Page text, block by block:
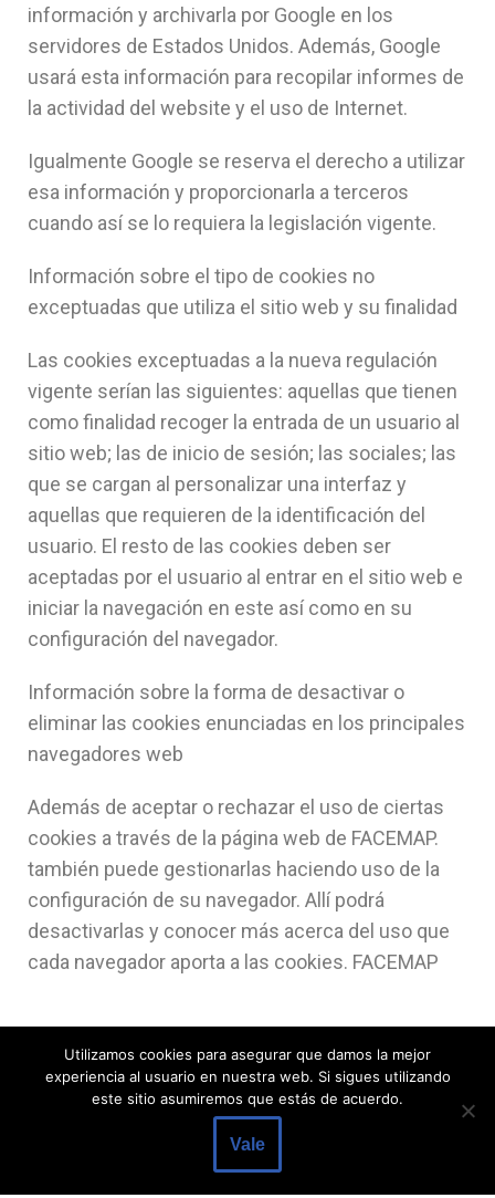
información y archivarla por Google en los
servidores de Estados Unidos. Además, Google
usará esta información para recopilar informes de
la actividad del website y el uso de Internet.
Igualmente Google se reserva el derecho a utilizar
esa información y proporcionarla a terceros
cuando así se lo requiera la legislación vigente.
Información sobre el tipo de cookies no
exceptuadas que utiliza el sitio web y su finalidad
Las cookies exceptuadas a la nueva regulación
vigente serían las siguientes: aquellas que tienen
como finalidad recoger la entrada de un usuario al
sitio web; las de inicio de sesión; las sociales; las
que se cargan al personalizar una interfaz y
aquellas que requieren de la identificación del
usuario. El resto de las cookies deben ser
aceptadas por el usuario al entrar en el sitio web e
iniciar la navegación en este así como en su
configuración del navegador.
Información sobre la forma de desactivar o
eliminar las cookies enunciadas en los principales
navegadores web
Además de aceptar o rechazar el uso de ciertas
cookies a través de la página web de FACEMAP.
también puede gestionarlas haciendo uso de la
configuración de su navegador. Allí podrá
desactivarlas y conocer más acerca del uso que
cada navegador aporta a las cookies. FACEMAP
Utilizamos cookies para asegurar que damos la mejor
experiencia al usuario en nuestra web. Si sigues utilizando
este sitio asumiremos que estás de acuerdo.
Vale